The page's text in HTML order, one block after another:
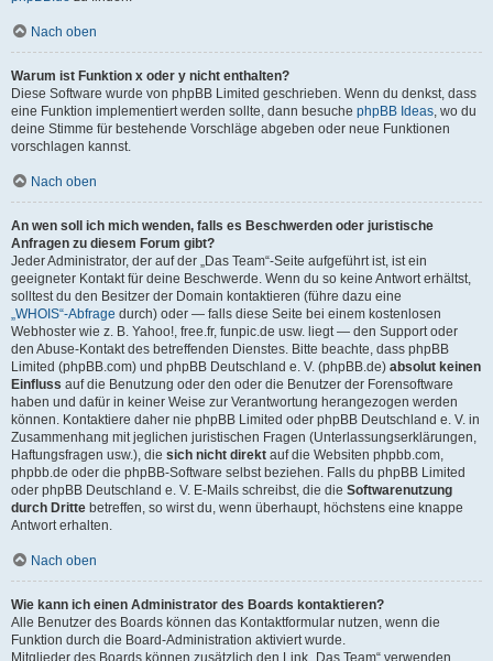
Nach oben
Warum ist Funktion x oder y nicht enthalten?
Diese Software wurde von phpBB Limited geschrieben. Wenn du denkst, dass
eine Funktion implementiert werden sollte, dann besuche phpBB Ideas, wo du
deine Stimme für bestehende Vorschläge abgeben oder neue Funktionen
vorschlagen kannst.
Nach oben
An wen soll ich mich wenden, falls es Beschwerden oder juristische
Anfragen zu diesem Forum gibt?
Jeder Administrator, der auf der „Das Team“-Seite aufgeführt ist, ist ein
geeigneter Kontakt für deine Beschwerde. Wenn du so keine Antwort erhältst,
solltest du den Besitzer der Domain kontaktieren (führe dazu eine
„WHOIS“-Abfrage durch) oder — falls diese Seite bei einem kostenlosen
Webhoster wie z. B. Yahoo!, free.fr, funpic.de usw. liegt — den Support oder
den Abuse-Kontakt des betreffenden Dienstes. Bitte beachte, dass phpBB
Limited (phpBB.com) und phpBB Deutschland e. V. (phpBB.de) absolut keinen
Einfluss auf die Benutzung oder den oder die Benutzer der Forensoftware
haben und dafür in keiner Weise zur Verantwortung herangezogen werden
können. Kontaktiere daher nie phpBB Limited oder phpBB Deutschland e. V. in
Zusammenhang mit jeglichen juristischen Fragen (Unterlassungserklärungen,
Haftungsfragen usw.), die sich nicht direkt auf die Websiten phpbb.com,
phpbb.de oder die phpBB-Software selbst beziehen. Falls du phpBB Limited
oder phpBB Deutschland e. V. E-Mails schreibst, die die Softwarenutzung
durch Dritte betreffen, so wirst du, wenn überhaupt, höchstens eine knappe
Antwort erhalten.
Nach oben
Wie kann ich einen Administrator des Boards kontaktieren?
Alle Benutzer des Boards können das Kontaktformular nutzen, wenn die
Funktion durch die Board-Administration aktiviert wurde.
Mitglieder des Boards können zusätzlich den Link „Das Team“ verwenden.